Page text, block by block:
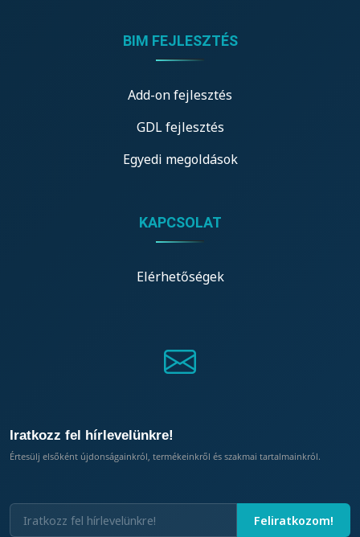
BIM FEJLESZTÉS
Add-on fejlesztés
GDL fejlesztés
Egyedi megoldások
KAPCSOLAT
Elérhetőségek
Iratkozz fel hírlevelünkre!
Értesülj elsőként újdonságainkról, termékeinkről és szakmai tartalmainkról.